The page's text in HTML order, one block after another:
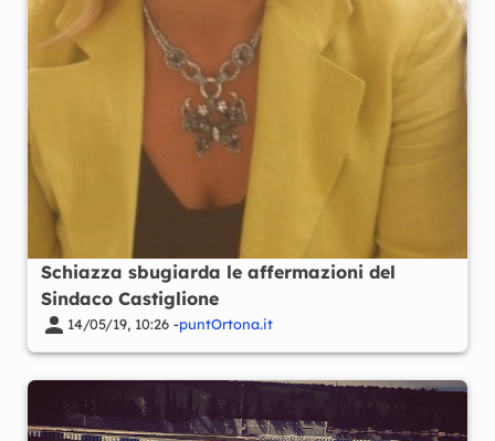
Schiazza sbugiarda le affermazioni del
Sindaco Castiglione
14/05/19, 10:26 -puntOrtona.it